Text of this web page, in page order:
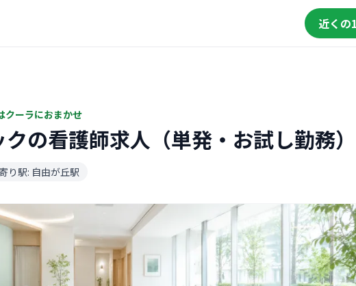
近くの
クーラにおまかせ
の看護師求人（単発・お試し勤務）
り駅: 自由が丘駅